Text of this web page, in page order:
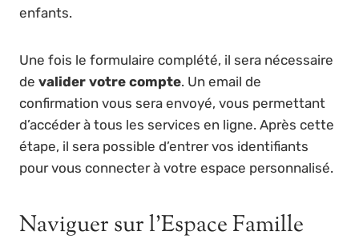
enfants.
Une fois le formulaire complété, il sera nécessaire
de valider votre compte. Un email de
confirmation vous sera envoyé, vous permettant
d’accéder à tous les services en ligne. Après cette
étape, il sera possible d’entrer vos identifiants
pour vous connecter à votre espace personnalisé.
Naviguer sur l’Espace Famille